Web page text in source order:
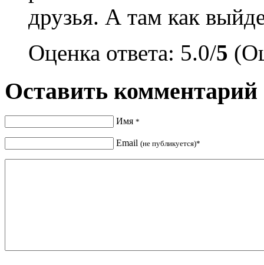
друзья. А там как
Оценка ответа: 5.0/5
Оставить комментарий
Имя *
Email (не публикуется)*